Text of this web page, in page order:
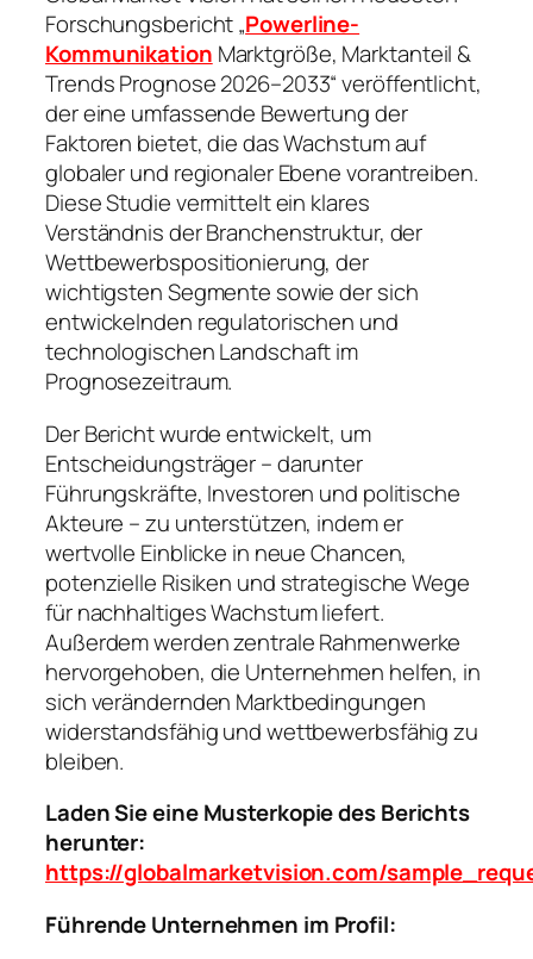
Forschungsbericht „Powerline-
Kommunikation Marktgröße, Marktanteil &
Trends Prognose 2026–2033“ veröffentlicht,
der eine umfassende Bewertung der
Faktoren bietet, die das Wachstum auf
globaler und regionaler Ebene vorantreiben.
Diese Studie vermittelt ein klares
Verständnis der Branchenstruktur, der
Wettbewerbspositionierung, der
wichtigsten Segmente sowie der sich
entwickelnden regulatorischen und
technologischen Landschaft im
Prognosezeitraum.
Der Bericht wurde entwickelt, um
Entscheidungsträger – darunter
Führungskräfte, Investoren und politische
Akteure – zu unterstützen, indem er
wertvolle Einblicke in neue Chancen,
potenzielle Risiken und strategische Wege
für nachhaltiges Wachstum liefert.
Außerdem werden zentrale Rahmenwerke
hervorgehoben, die Unternehmen helfen, in
sich verändernden Marktbedingungen
widerstandsfähig und wettbewerbsfähig zu
bleiben.
Laden Sie eine Musterkopie des Berichts
herunter:
https://globalmarketvision.com/
Führende Unternehmen im Profil: